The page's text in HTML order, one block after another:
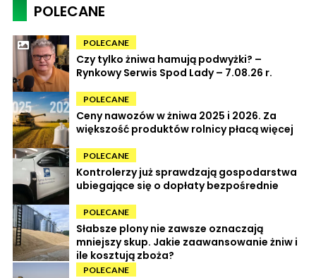
POLECANE
POLECANE
Czy tylko żniwa hamują podwyżki? –
Rynkowy Serwis Spod Lady – 7.08.26 r.
POLECANE
Ceny nawozów w żniwa 2025 i 2026. Za
większość produktów rolnicy płacą więcej
POLECANE
Kontrolerzy już sprawdzają gospodarstwa
ubiegające się o dopłaty bezpośrednie
POLECANE
Słabsze plony nie zawsze oznaczają
mniejszy skup. Jakie zaawansowanie żniw i
ile kosztują zboża?
POLECANE